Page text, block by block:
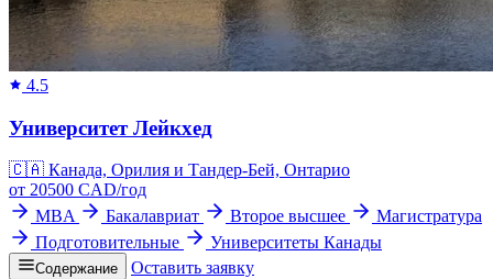
4.5
Университет Лейкхед
🇨🇦 Канада, Орилия и Тандер-Бей, Онтарио
от 20500 CAD/год
MBA
Бакалавриат Второе высшее
Магистратура
Подготовительные
Университеты Канады
Содержание
Оставить заявку